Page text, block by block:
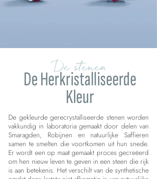
De stenen
De Herkristalliseerde
Kleur
De gekleurde gerecrystalliseerde stenen worden
vakkundig in laboratoria gemaakt door delen van
Smaragden, Robijnen en natuurlijke Saffieren
samen te smelten die voortkomen uit hun snede.
Er wordt een op maat gemaakt proces gecreëerd
om hen nieuw leven te geven in een steen die rijk
is aan betekenis. Het verschilt van de synthetische